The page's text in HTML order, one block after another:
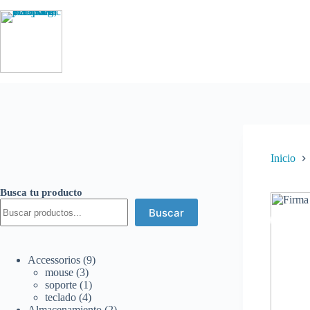
al
Inicio
Busca tu producto
Buscar
Accessorios 99
mouse 33
productos
soporte 11
producto
teclado 44